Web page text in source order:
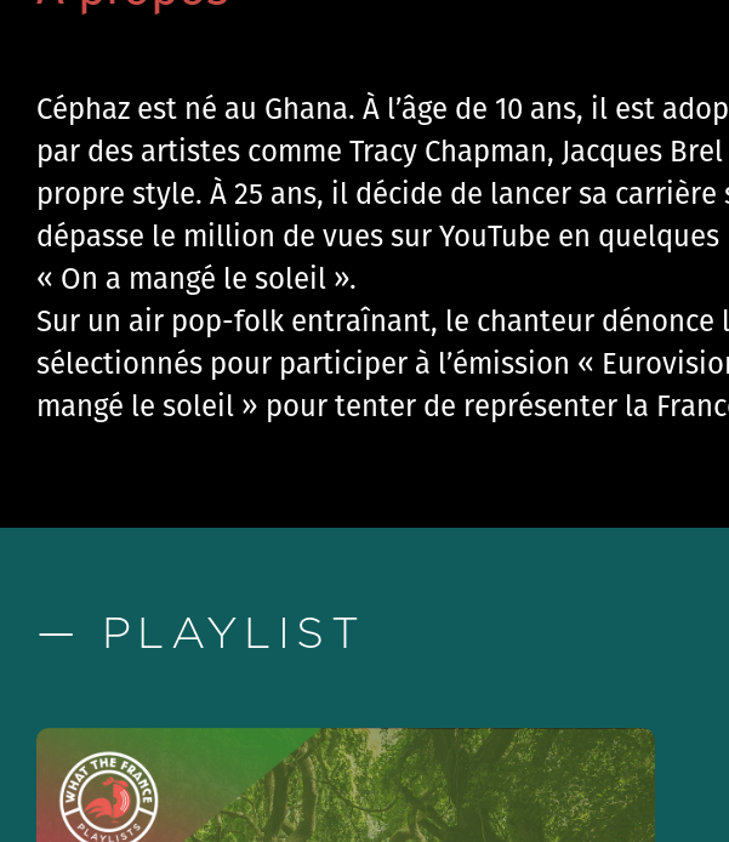
Céphaz est né au Ghana. À l’âge de 10 ans, il est
par des artistes comme Tracy Chapman, Jacques
propre style. À 25 ans, il décide de lancer sa
dépasse le million de vues sur YouTube en
« On a mangé le soleil ».
Sur un air pop-folk entraînant, le chanteur
sélectionnés pour participer à l’émission «
mangé le soleil » pour tenter de représenter la
— PLAYLIST